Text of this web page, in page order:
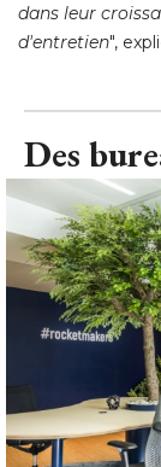
dans leur
d'entretien",
Des